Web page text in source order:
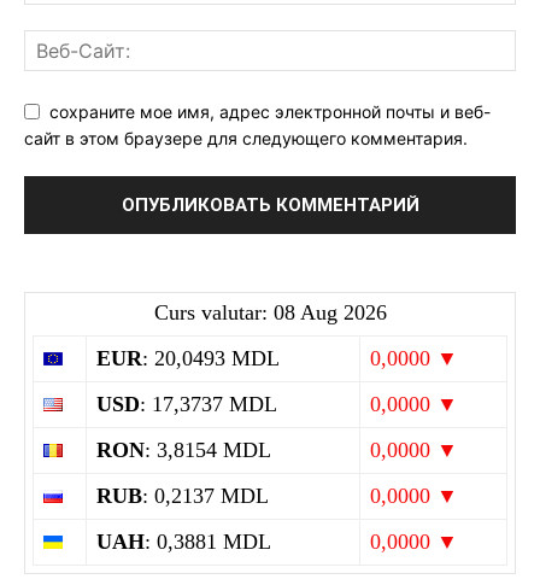
сохраните мое имя, адрес электронной почты и веб-
сайт в этом браузере для следующего комментария.
Curs valutar: 08 Aug 2026
EUR: 20,0493 MDL
0,0000 ▼
USD: 17,3737 MDL
0,0000 ▼
RON: 3,8154 MDL
0,0000 ▼
RUB: 0,2137 MDL
0,0000 ▼
UAH: 0,3881 MDL 0,0000 ▼